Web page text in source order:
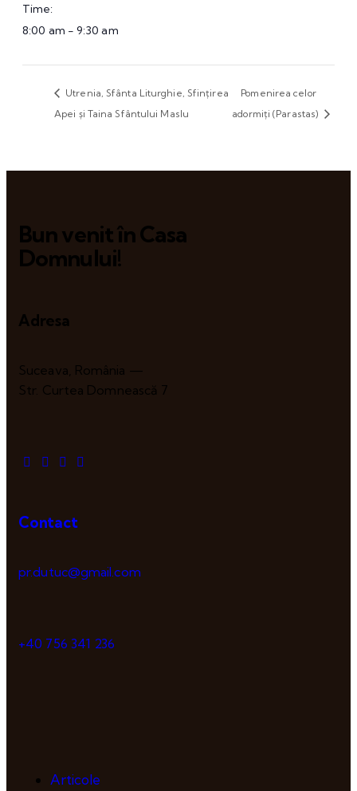
Time:
8:00 am - 9:30 am
Utrenia, Sfânta Liturghie, Sfințirea
Apei și Taina Sfântului Maslu
Pomenirea celor
adormiți (Parastas)
Bun venit în Casa
Domnului!
Adresa
Suceava, România —
Str. Curtea Domnească 7
Contact
pr.dutuc@gmail.com
+40 756 341 236
Articole